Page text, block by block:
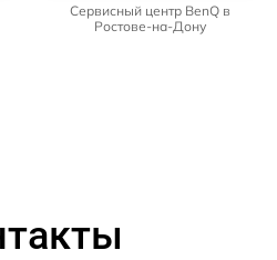
Сервисный центр BenQ в
Ростове-на-Дону